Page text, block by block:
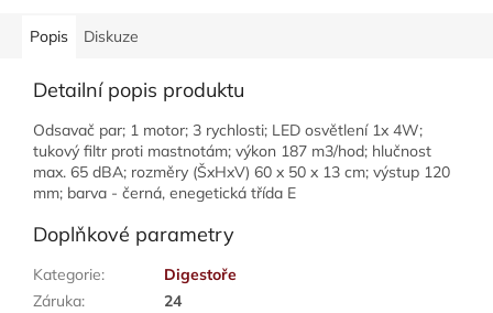
Popis Diskuze
Detailní popis produktu
Odsavač par; 1 motor; 3 rychlosti; LED osvětlení 1x 4W;
tukový filtr proti mastnotám; výkon 187 m3/hod; hlučnost
max. 65 dBA; rozměry (ŠxHxV) 60 x 50 x 13 cm; výstup 120
mm; barva - černá, enegetická třída E
Doplňkové parametry
Kategorie:
Digestoře
Záruka:
24